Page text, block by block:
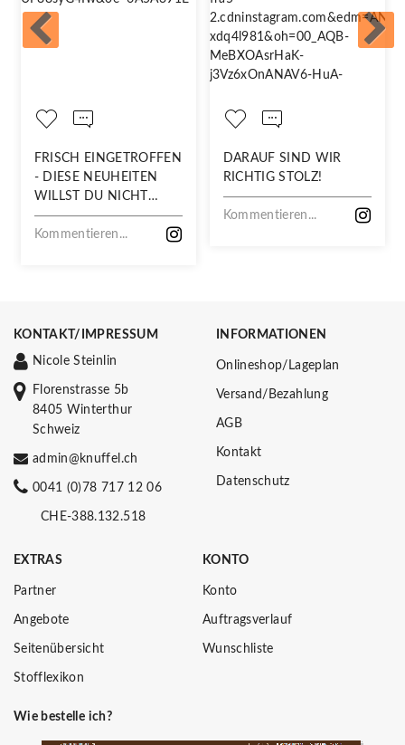
FRISCH EINGETROFFEN
- DIESE NEUHEITEN
WILLST DU NICHT
VERPASSEN!
Kommentieren...
DARAUF SIND WIR
RICHTIG STOLZ!
Kommentieren...
KONTAKT/IMPRESSUM
Nicole Steinlin
Florenstrasse 5b
8405 Winterthur
Schweiz
admin@knuffel.ch
0041 (0)78 717 12 06
CHE-388.132.518
INFORMATIONEN
Onlineshop/Lageplan
Versand/Bezahlung
AGB
Kontakt
Datenschutz
EXTRAS
Partner
Angebote
Seitenübersicht
Stofflexikon
KONTO
Konto
Auftragsverlauf
Wunschliste
Wie bestelle ich?